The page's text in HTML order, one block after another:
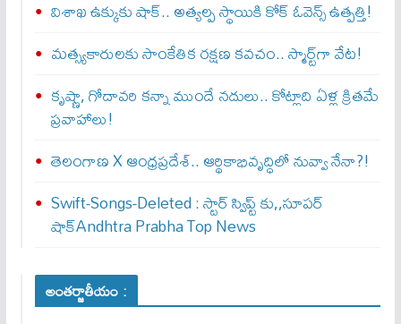
విశాఖ ఉక్కుకు షాక్.. అత్యల్ప స్థాయికి కోక్ ఓవెన్స్ ఉత్పత్తి!
మత్స్యకారులకు సాంకేతిక రక్షణ కవచం.. స్మార్ట్‌గా వేట!
కృష్ణా, గోదావరి కన్నా ముందే నదులు.. కోట్లాది ఏళ్ల క్రితమే
ప్రవాహాలు!
తెలంగాణ X ఆంధ్రప్రదేశ్.. ఆర్థికాభివృద్ధిలో నువ్వా నేనా?!
Swift-Songs-Deleted : స్టార్ స్విప్ట్ కు,,సూప‌ర్
షాక్Andhtra Prabha Top News
అంతర్జాతీయం :